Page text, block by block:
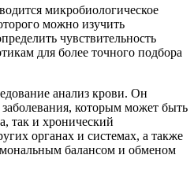
микробиологическое
можно изучить
чувствительность
для более точного подбора
анализ крови. Он
которым может быть
так и хронический
органах и системах, а также
балансом и обменом